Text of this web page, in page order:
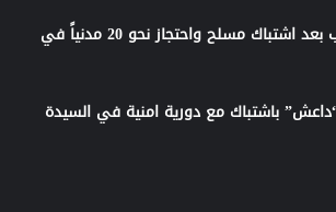
القبض على مطلوب بعد اشتباك مسلح واحتجاز نحو 20 مدنياً في
باشتباك مع دورية امنية في السيدة